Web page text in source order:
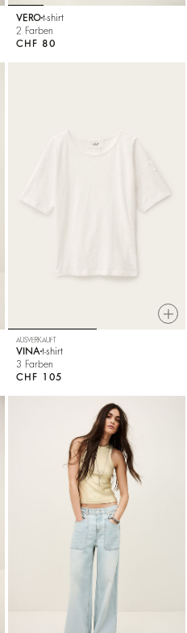
VEROt-shirt
2 Farben
CHF 80
AUSVERKAUFT
VINAt-shirt
3 Farben
CHF 105